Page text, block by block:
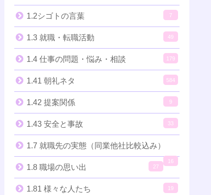
1.2シゴトの言葉 7
1.3 就職・転職活動 49
1.4 仕事の問題・悩み・相談 179
1.41 朝礼ネタ 584
1.42 提案関係 9
1.43 安全と事故 33
1.7 就職先の実態（同業他社比較込み）
16
1.8 職場の思い出 27
1.81 様々な人たち 19